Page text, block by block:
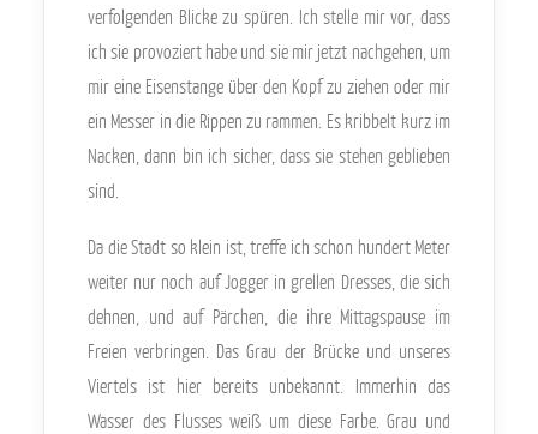
verfolgenden Blicke zu spüren. Ich stelle mir vor, dass
ich sie provoziert habe und sie mir jetzt nachgehen, um
mir eine Eisenstange über den Kopf zu ziehen oder mir
ein Messer in die Rippen zu rammen. Es kribbelt kurz im
Nacken, dann bin ich sicher, dass sie stehen geblieben
sind.
Da die Stadt so klein ist, treffe ich schon hundert Meter
weiter nur noch auf Jogger in grellen Dresses, die sich
dehnen, und auf Pärchen, die ihre Mittagspause im
Freien verbringen. Das Grau der Brücke und unseres
Viertels ist hier bereits unbekannt. Immerhin das
Wasser des Flusses weiß um diese Farbe. Grau und